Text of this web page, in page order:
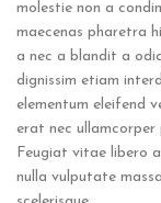
molestie non a
maecenas pharetra
a nec a blandit a
dignissim etiam
elementum eleifend
erat nec
Feugiat vitae libero
nulla vulputate